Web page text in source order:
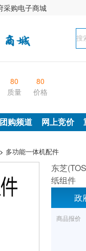
采购电子商城
80
质量
80
价格
团购频道 网上竞价
> 多功能一体机配件
东芝
纸组件
政
商品报价